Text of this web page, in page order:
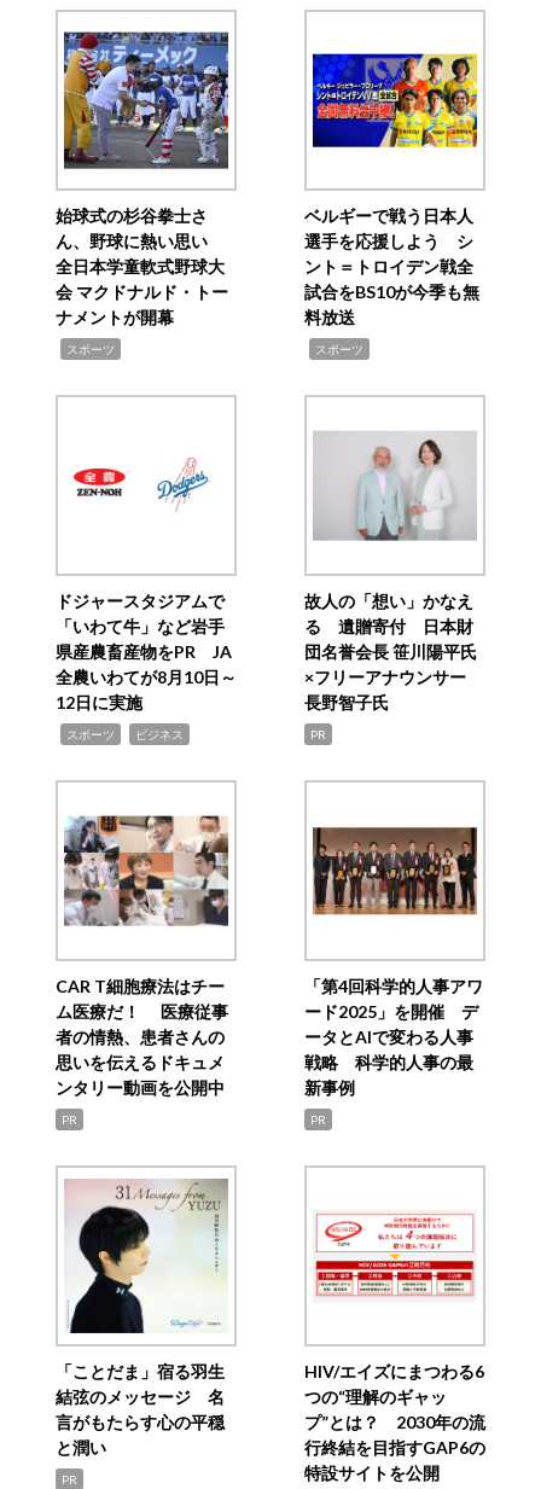
始球式の杉谷拳士さ
ん、野球に熱い思い
全日本学童軟式野球大
会 マクドナルド・トー
ナメントが開幕
スポーツ
ベルギーで戦う日本人
選手を応援しよう シ
ント＝トロイデン戦全
試合をBS10が今季も無
料放送
スポーツ
ドジャースタジアムで
「いわて牛」など岩手
県産農畜産物をPR JA
全農いわてが8月10日～
12日に実施
スポーツ ビジネス
故人の「想い」かなえ
る 遺贈寄付 日本財
団名誉会長 笹川陽平氏
×フリーアナウンサー
長野智子氏
PR
CAR T細胞療法はチー
ム医療だ！ 医療従事
者の情熱、患者さんの
思いを伝えるドキュメ
ンタリー動画を公開中
PR
「第4回科学的人事アワ
ード2025」を開催 デ
ータとAIで変わる人事
戦略 科学的人事の最
新事例
PR
「ことだま」宿る羽生
結弦のメッセージ 名
言がもたらす心の平穏
と潤い
PR
HIV/エイズにまつわる6
つの“理解のギャッ
プ”とは？ 2030年の流
行終結を目指すGAP6の
特設サイトを公開